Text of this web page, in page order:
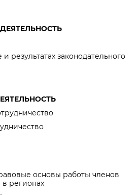
результатах законодательного
основы работы членов
регионах